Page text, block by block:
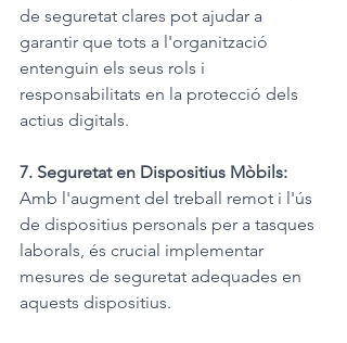
de seguretat clares pot ajudar a
garantir que tots a l'organització
entenguin els seus rols i
responsabilitats en la protecció dels
actius digitals.
7. Seguretat en Dispositius Mòbils:
Amb l'augment del treball remot i l'ús
de dispositius personals per a tasques
laborals, és crucial implementar
mesures de seguretat adequades en
aquests dispositius.